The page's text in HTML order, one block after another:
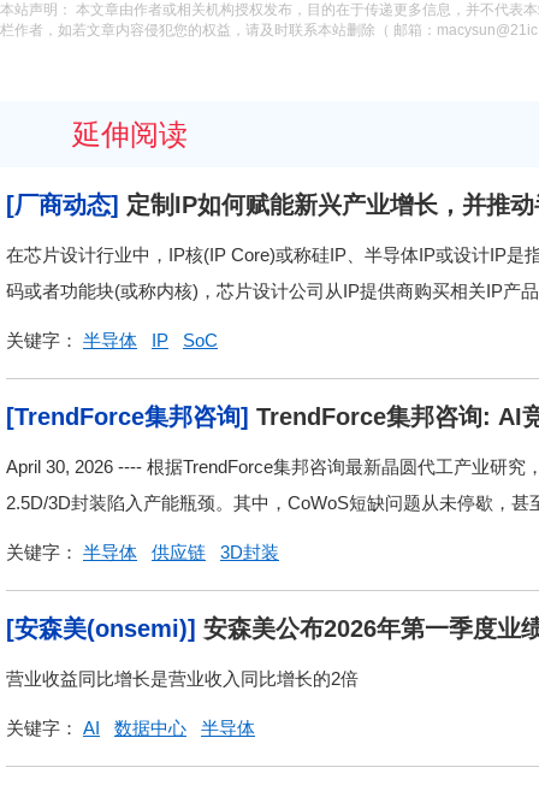
本站声明： 本文章由作者或相关机构授权发布，目的在于传递更多信息，并不代表
栏作者，如若文章内容侵犯您的权益，请及时联系本站删除（ 邮箱：
延伸阅读
[厂商动态] 定制IP如何赋能新兴产业增长，并推
在芯片设计行业中，IP核(IP Core)或称硅IP、半导体IP或设计IP
码或者功能块(或称内核)，芯片设计公司从IP提供商购买相关IP产
关键字： 半导体 IP SoC
[TrendForce集邦咨询] TrendForce集邦咨询: AI
步紧缺
April 30, 2026 ---- 根据TrendForce集邦咨询最新晶圆代工产业研
2.5D/3D封装陷入产能瓶颈。其中，CoWoS短缺问题从未停歇，甚
关键字： 半导体 供应链 3D封装
[安森美(onsemi)] 安森美公布2026年第一季度业
营业收益同比增长是营业收入同比增长的2倍
关键字： AI 数据中心 半导体